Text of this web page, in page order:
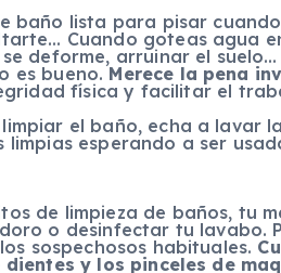
baño lista para pisar
Cuando goteas agua
deforme, arruinar el
es bueno. Merece la pena
física y facilitar el
el baño, echa a lavar
esperando a ser
de limpieza de baños, tu
o desinfectar tu lavabo.
sospechosos habituales.
y los pinceles de